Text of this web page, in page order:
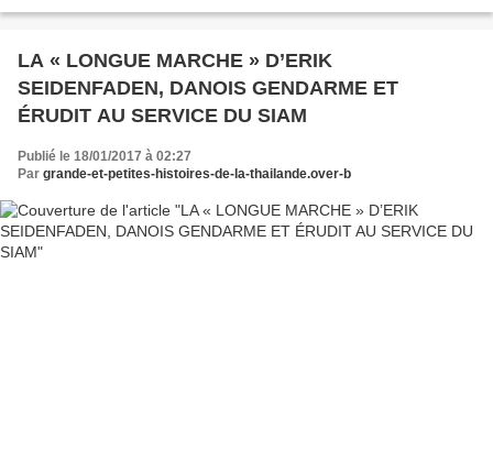
LA « LONGUE MARCHE » D’ERIK
SEIDENFADEN, DANOIS GENDARME ET
ÉRUDIT AU SERVICE DU SIAM
Publié le 18/01/2017 à 02:27
Par grande-et-petites-histoires-de-la-thailande.over-b